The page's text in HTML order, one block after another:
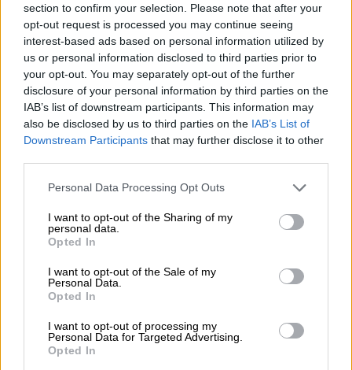
section to confirm your selection. Please note that after your
opt-out request is processed you may continue seeing
interest-based ads based on personal information utilized by
us or personal information disclosed to third parties prior to
your opt-out. You may separately opt-out of the further
disclosure of your personal information by third parties on the
IAB’s list of downstream participants. This information may
also be disclosed by us to third parties on the IAB’s List of
Downstream Participants that may further disclose it to other
Please note that this website/app uses one or more Google
not limited to your visit or usage behaviour. You may click to
grant or deny consent to Google and its third-party tags to
use your data for below specified purposes in below Google
consent section.
Personal Data Processing Opt Outs
I want to opt-out of the Sharing of my
personal data.
Opted In
I want to opt-out of the Sale of my
Personal Data.
Opted In
I want to opt-out of processing my
Personal Data for Targeted Advertising.
Opted In
Our Network 24.07.2026 13:00
«Προσπάθησα, αλλά δεν γινόταν»: Ο
λόγος που ο Νόλαν έκοψε από την ταινία
το πιο γνωστό αστείο της «Οδύσσειας»
Έπρεπε (μπορούσε;) να το παλέψει
περισσότερο ο Βρετανός σκηνοθέτης;